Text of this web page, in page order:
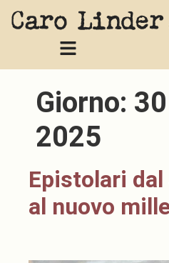
Giorno:
2025
Epistolari
al nuovo